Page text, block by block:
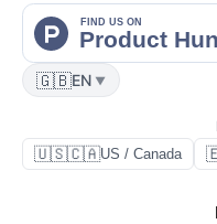
🇬🇧EN ▼
🇺🇸🇨🇦US / Canada